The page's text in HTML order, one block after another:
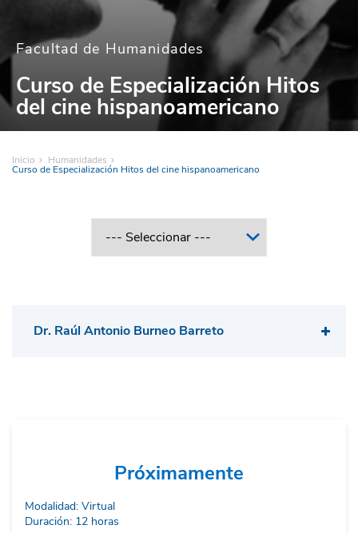
Facultad de Humanidades
Curso de Especialización Hitos
del cine hispanoamericano
Inicio Humanidades
Curso de Especialización Hitos del cine hispanoamericano
Dr. Raúl Antonio Burneo Barreto
hispánicas de la Pontificia
Universidad Católica del Perú.
Próximamente
Modalidad: Virtual
Duración: 12 horas